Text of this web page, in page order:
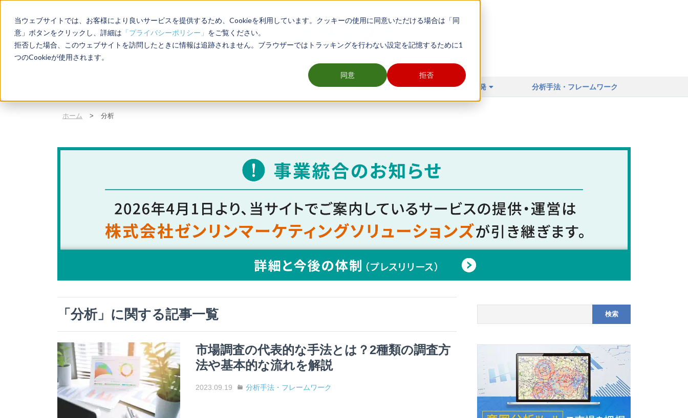
当ウェブサイトでは、お客様により良いサービスを提供するため、Cookieを利用しています。クッキーの使用に同意いただける場合は「同
意」ボタンをクリックし、詳細は 「プライバシーポリシー」 をご覧ください。
拒否した場合、このウェブサイトを訪問したときに情報は追跡されません。ブラウザーではトラッキングを行わない設定を記憶するために1
つのCookieが使用されます。
同意 拒否
顧客・データ分析 店舗開発 分析手法・フレームワーク
ホーム > 分析
「 分析」に関する記事一覧
市場調査の代表的な手法とは？2種類の調査方
法や基本的な流れを解説
2023.09.19 分析手法・フレームワーク